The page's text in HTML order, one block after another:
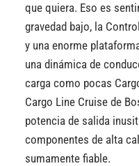
que quiera. Eso es
gravedad bajo, la
y una enorme
una dinámica de
carga como pocas
Cargo Line Cruise de
potencia de salida
componentes de alta
sumamente fiable.